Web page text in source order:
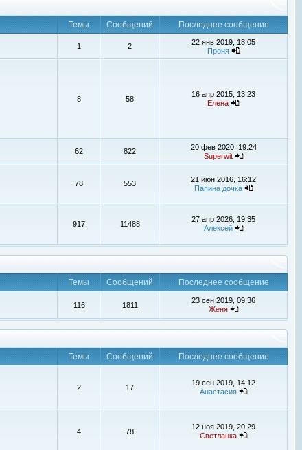
Темы Сообщений Последнее сообщение
1 2
22 янв 2019, 18:05
Проня
8 58
16 апр 2015, 13:23
Елена
62 822
20 фев 2020, 19:24
Superwit
78 553
21 июн 2016, 16:12
Папина дочка
917 11488
27 апр 2026, 19:35
Алексей
Темы Сообщений
Последнее сообщение
116 1811
23 сен 2019, 09:36
Женя
Темы Сообщений
Последнее сообщение
2 17
19 сен 2019, 14:12
Анастасия
4 78
12 ноя 2019, 20:29
Светланка